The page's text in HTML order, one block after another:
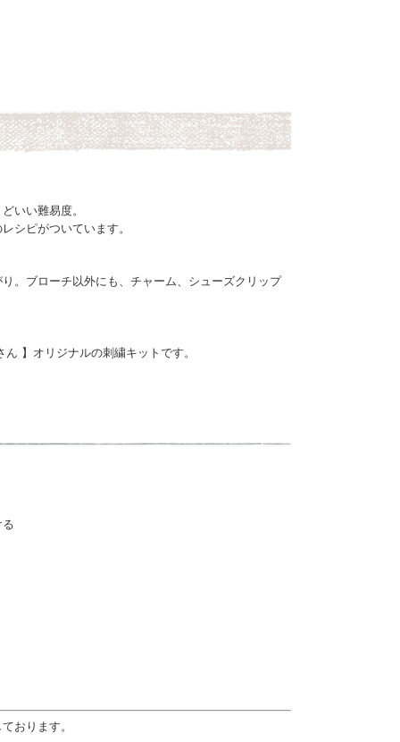
いい難易度。
シピがついています。
。ブローチ以外にも、チャーム、シューズクリップ
】オリジナルの刺繍キットです。
おります。